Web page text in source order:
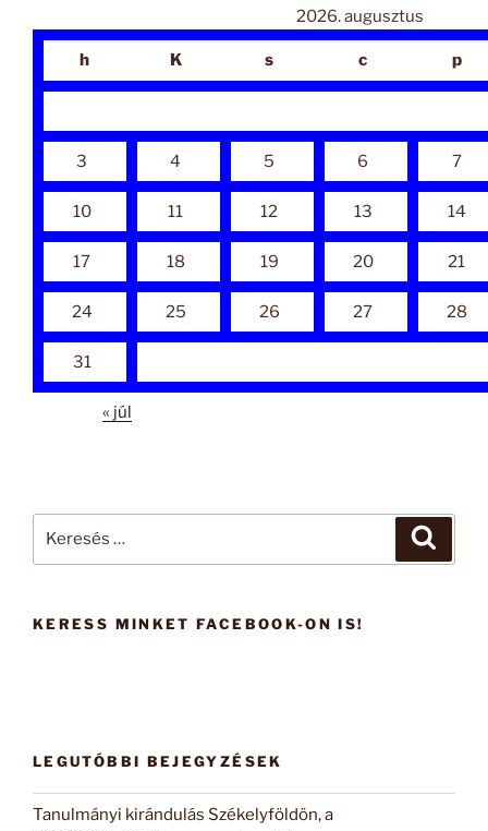
2026. augusztus
h K s c p
3 4 5 6 7
10 11 12 13 14
17 18 19 20 21
24 25 26 27 28
31
« júl
KERESS MINKET FACEBOOK-ON IS!
LEGUTÓBBI BEJEGYZÉSEK
Tanulmányi kirándulás Székelyföldön, a